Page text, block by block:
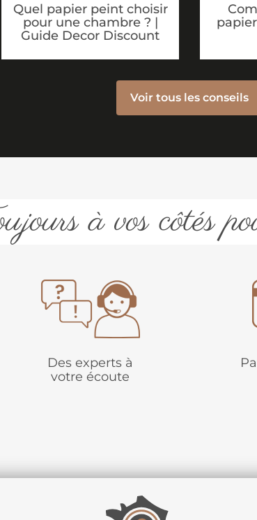
Quel papier peint choisir
pour une chambre ? |
Guide Decor Discount
Voir tous les conseils
à vos côtés
Des experts à
votre écoute